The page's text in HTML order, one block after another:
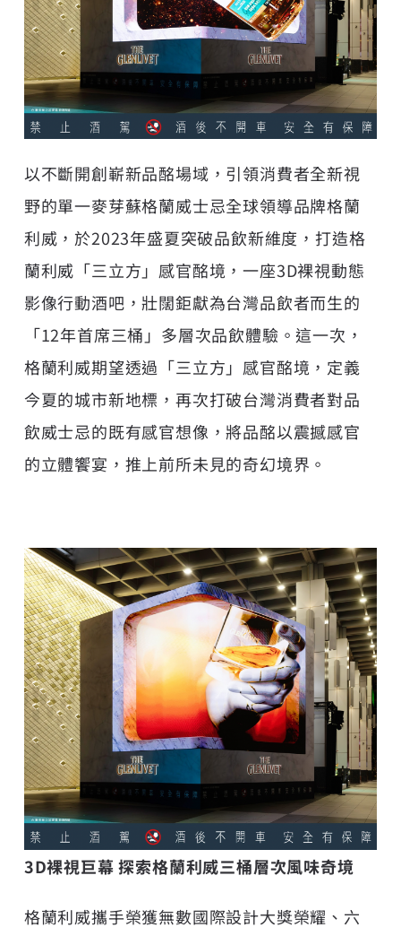
以不斷開創嶄新品酩場域，引領消費者全新視
野的單一麥芽蘇格蘭威士忌全球領導品牌格蘭
利威，於2023年盛夏突破品飲新維度，打造格
蘭利威「三立方」感官酩境，一座3D裸視動態
影像行動酒吧，壯闊鉅獻為台灣品飲者而生的
「12年首席三桶」多層次品飲體驗。這一次，
格蘭利威期望透過「三立方」感官酩境，定義
今夏的城市新地標，再次打破台灣消費者對品
飲威士忌的既有感官想像，將品酩以震撼感官
的立體饗宴，推上前所未見的奇幻境界。
3D裸視巨幕 探索格蘭利威三桶層次風味奇境
格蘭利威攜手榮獲無數國際設計大獎榮耀、六